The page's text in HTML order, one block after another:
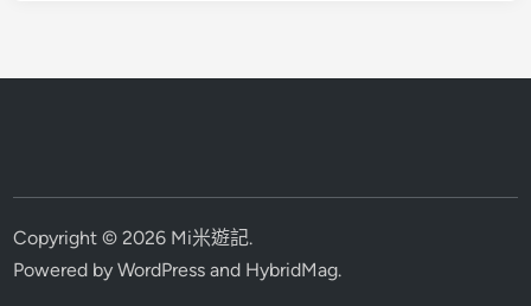
Copyright © 2026 Mi米遊記.
Powered byWordPress and HybridMag.